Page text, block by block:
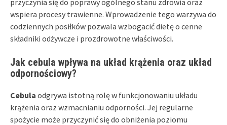
wspiera procesy trawienne. Wprowadzenie tego warzywa do
codziennych posiłków pozwala wzbogacić dietę o cenne
składniki odżywcze i prozdrowotne właściwości.
Jak cebula wpływa na układ krążenia oraz układ
odpornościowy?
Cebula odgrywa istotną rolę w funkcjonowaniu układu
krążenia oraz wzmacnianiu odporności. Jej regularne
spożycie może przyczynić się do obniżenia poziomu